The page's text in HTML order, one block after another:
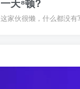
这家伙很懒，什么都没有